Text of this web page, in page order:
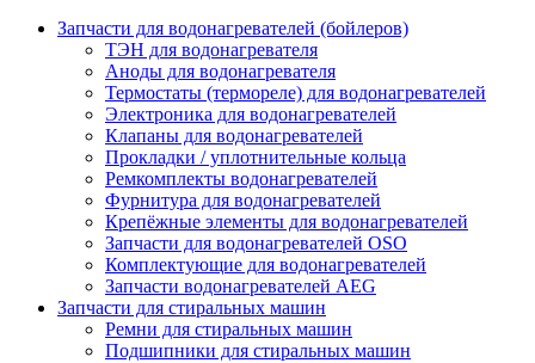
Запчасти для водонагревателей (бойлеров)
ТЭН для водонагревателя
Аноды для водонагревателя
Термостаты (термореле) для водонагревателей
Электроника для водонагревателей
Клапаны для водонагревателей
Прокладки / уплотнительные кольца
Ремкомплекты водонагревателей
Фурнитура для водонагревателей
Крепёжные элементы для водонагревателей
Запчасти для водонагревателей OSO
Комплектующие для водонагревателей
Запчасти водонагревателей AEG
Запчасти для стиральных машин
Ремни для стиральных машин
Подшипники для стиральных машин